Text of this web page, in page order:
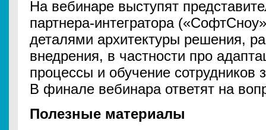
На вебинаре выступят
партнера-интегратора
деталями архитектуры решения,
внедрения, в частности про
процессы и обучение сотрудников
В финале вебинара ответят на
Полезные материалы